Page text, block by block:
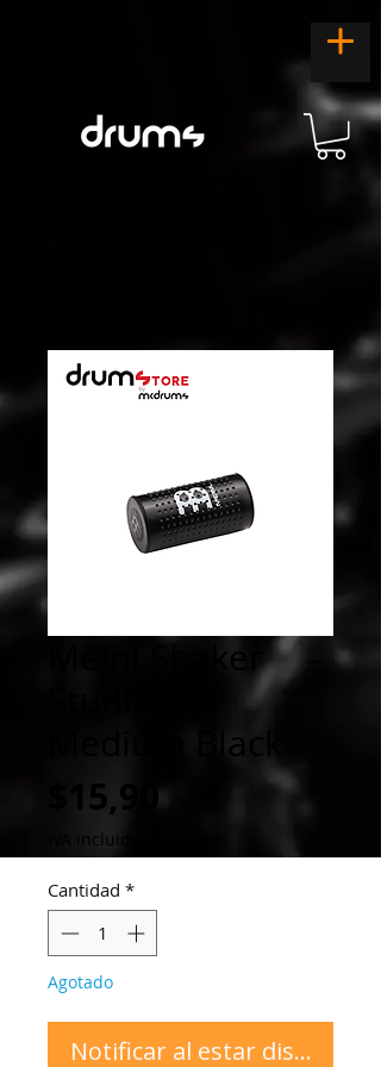
Meinl Shaker
Medium Black
$15,90Precio
IVA incluido
Cantidad *
Agotado
Notificar al estar disponible